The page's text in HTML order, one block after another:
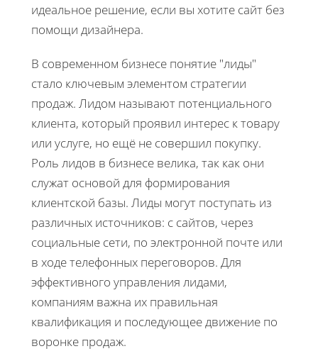
идеальное решение, если вы хотите сайт без
помощи дизайнера.
В современном бизнесе понятие "лиды"
стало ключевым элементом стратегии
продаж. Лидом называют потенциального
клиента, который проявил интерес к товару
или услуге, но ещё не совершил покупку.
Роль лидов в бизнесе велика, так как они
служат основой для формирования
клиентской базы. Лиды могут поступать из
различных источников: с сайтов, через
социальные сети, по электронной почте или
в ходе телефонных переговоров. Для
эффективного управления лидами,
компаниям важна их правильная
квалификация и последующее движение по
воронке продаж.